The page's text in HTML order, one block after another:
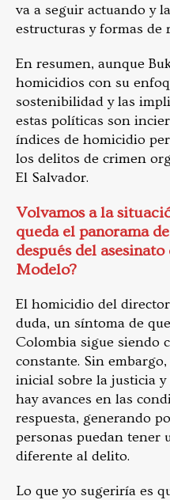
va a seguir actuando y
estructuras y formas de
En resumen, aunque
homicidios con su
sostenibilidad y las
estas políticas son
índices de homicidio
los delitos de crimen
El Salvador.
Volvamos a la
queda el panorama
después del
Modelo?
El homicidio del
duda, un síntoma de
Colombia sigue siendo
constante. Sin
inicial sobre la justicia
hay avances en las
respuesta, generando
personas puedan tener
diferente al delito.
Lo que yo sugeriría es